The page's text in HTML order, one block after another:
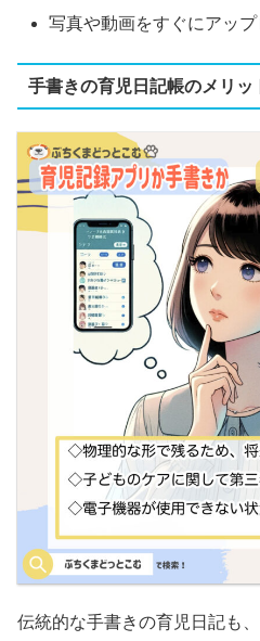
写真や動画をすぐにアッ
手書きの育児日記帳のメリッ
伝統的な手書きの育児日記も